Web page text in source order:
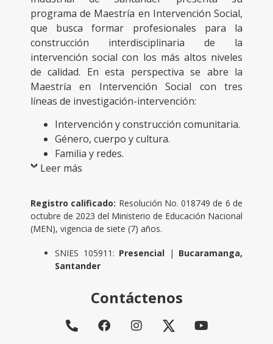
programa de Maestría en Intervención Social,
que busca formar profesionales para la
construcción interdisciplinaria de la
intervención social con los más altos niveles
de calidad. En esta perspectiva se abre la
Maestría en Intervención Social con tres
líneas de investigación-intervención:
Intervención y construcción comunitaria.
Género, cuerpo y cultura.
Familia y redes.
Leer más
Registro calificado: Resolución No. 018749 de 6 de
octubre de 2023 del Ministerio de Educación Nacional
(MEN), vigencia de siete (7) años.
SNIES 105911: Presencial | Bucaramanga,
Santander
Contáctenos